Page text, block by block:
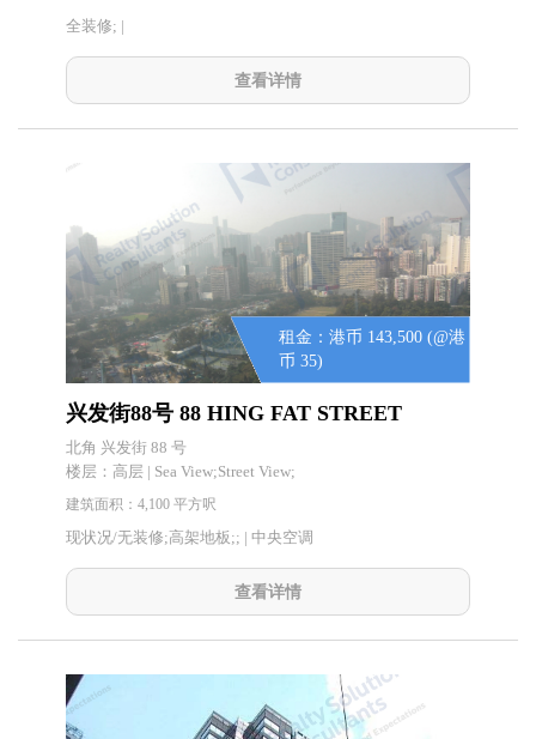
全装修; |
查看详情
租金：港币 143,500 (@港
币 35)
兴发街88号 88 HING FAT STREET
北角 兴发街 88 号
楼层： 高层 | Sea View;Street View;
建筑面积：4,100 平方呎
现状况/无装修;高架地板;; | 中央空调
查看详情